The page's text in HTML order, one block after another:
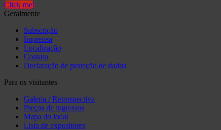
Click me!
Geralmente
Subscrição
Imprensa
Localização
Contato
Declaração de proteção de dados
Para os visitantes
Galeria / Retrospectiva
Preços de ingressos
Mapa do local
Lista de expositores